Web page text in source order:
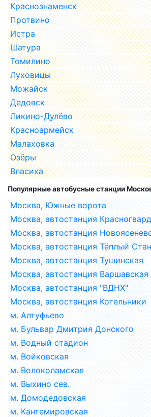
Краснознаменск
Протвино
Истра
Шатура
Томилино
Луховицы
Можайск
Дедовск
Ликино-Дулёво
Красноармейск
Малаховка
Озёры
Власиха
Популярные автобусные станции
Москва, Южные ворота
Москва, автостанция
Москва, автостанция
Москва, автостанция Тёплый Стан
Москва, автостанция Тушинская
Москва, автостанция Варшавская
Москва, автостанция "ВДНХ"
Москва, автостанция Котельники
м. Алтуфьево
м. Бульвар Дмитрия Донского
м. Водный стадион
м. Войковская
м. Волоколамская
м. Выхино сев.
м. Домодедовская
м. Кантемировская